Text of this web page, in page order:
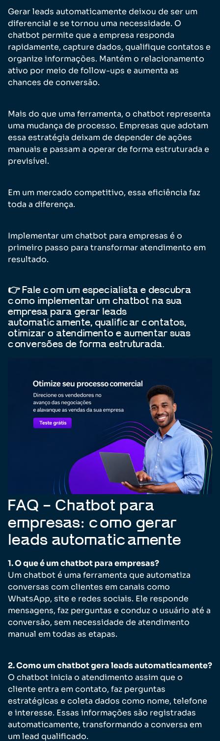
Gerar leads automaticamente deixou de ser um
diferencial e se tornou uma necessidade. O
chatbot permite que a empresa responda
rapidamente, capture dados, qualifique contatos e
organize informações. Mantém o relacionamento
ativo por meio de follow-ups e aumenta as
chances de conversão.
Mais do que uma ferramenta, o chatbot representa
uma mudança de processo. Empresas que adotam
essa estratégia deixam de depender de ações
manuais e passam a operar de forma estruturada e
previsível.
Em um mercado competitivo, essa eficiência faz
toda a diferença.
Implementar um chatbot para empresas é o
primeiro passo para transformar atendimento em
resultado.
👉 Fale com um especialista e descubra
como implementar um chatbot na sua
empresa para gerar leads
automaticamente, qualificar contatos,
otimizar o atendimento e aumentar suas
conversões de forma estruturada.
FAQ – Chatbot para
empresas: como gerar
leads automaticamente
1. O que é um chatbot para empresas?
Um chatbot é uma ferramenta que automatiza
conversas com clientes em canais como
WhatsApp, site e redes sociais. Ele responde
mensagens, faz perguntas e conduz o usuário até a
conversão, sem necessidade de atendimento
manual em todas as etapas.
2. Como um chatbot gera leads automaticamente?
O chatbot inicia o atendimento assim que o
cliente entra em contato, faz perguntas
estratégicas e coleta dados como nome, telefone
e interesse. Essas informações são registradas
automaticamente, transformando a conversa em
um lead qualificado.